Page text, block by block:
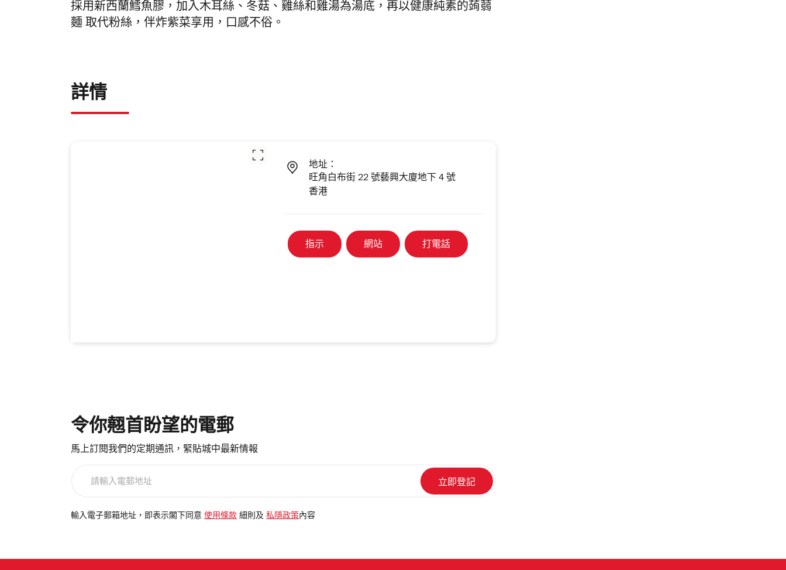
採用新西蘭鱈魚膠，加入木耳絲、冬菇、雞絲和雞湯為湯底，再以健康純素的蒟蒻
麵 取代粉絲，伴炸紫菜享用 ，口感不俗。
詳情
地址：
旺角白布街 22 號藝興大廈地下 4 號
香港
指示 網站 打電話
令你翹首盼望的電郵
馬上訂閱我們的定期通訊，緊貼城中最新情報
電
輸入電子郵箱地址，即表示閣下同意 使用條款 細則及 私隱政策 內容